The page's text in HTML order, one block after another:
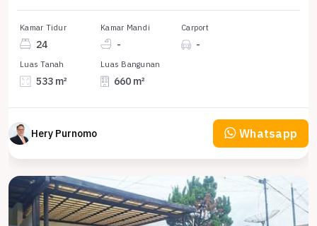
Kamar Tidur
24
Kamar Mandi
-
Carport
-
Luas Tanah
533 m²
Luas Bangunan
660 m²
Hery Purnomo Whatsapp